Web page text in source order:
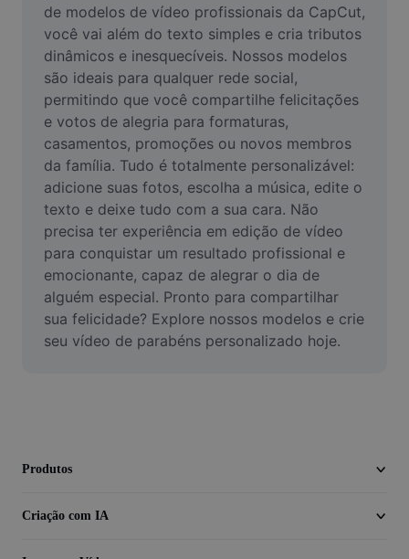
AI People Remover
AI Inpainting
Face Cutout
Vídeo
Remover plano de fundo de vídeo
Aprimorar qualidade
Editor de Video
Cortar Vídeo
Adicionar Legendas ao Vídeo
de modelos de vídeo profissionais da CapCut,
você vai além do texto simples e cria tributos
dinâmicos e inesquecíveis. Nossos modelos
são ideais para qualquer rede social,
permitindo que você compartilhe felicitações
e votos de alegria para formaturas,
casamentos, promoções ou novos membros
da família. Tudo é totalmente personalizável:
adicione suas fotos, escolha a música, edite o
texto e deixe tudo com a sua cara. Não
precisa ter experiência em edição de vídeo
para conquistar um resultado profissional e
emocionante, capaz de alegrar o dia de
alguém especial. Pronto para compartilhar
sua felicidade? Explore nossos modelos e crie
seu vídeo de parabéns personalizado hoje.
Produtos
Criação com IA